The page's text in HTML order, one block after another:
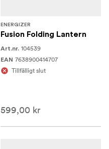
ENERGIZER
Fusion Folding Lantern
Art.nr. 104539
EAN 7638900414707
Tillfälligt slut
599,00 kr